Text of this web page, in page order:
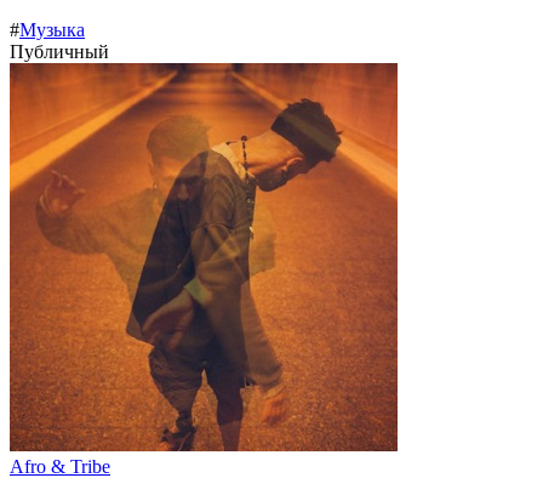
#Музыка
Публичный
Afro & Tribe